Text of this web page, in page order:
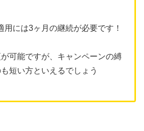
用には3ヶ月の継続が必要です！
可能ですが、キャンペーンの縛
短い方といえるでしょう